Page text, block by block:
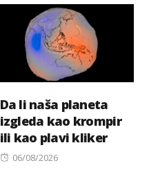
Da li naša planeta
izgleda kao krompir
ili kao plavi kliker
Posted
06/08/2026